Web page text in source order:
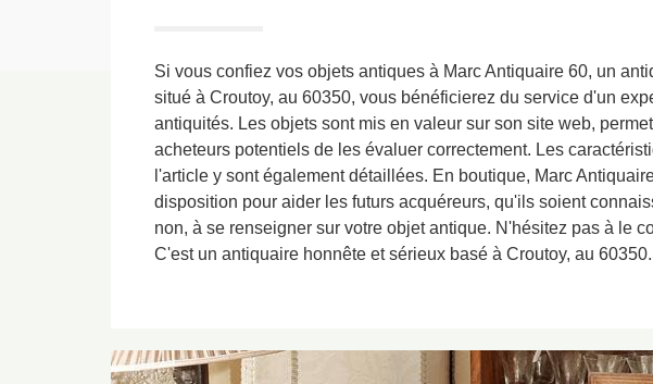
Si vous confiez vos objets antiques à Marc Antiquaire 60, un
situé à Croutoy, au 60350, vous bénéficierez du service d'un
antiquités. Les objets sont mis en valeur sur son site web,
acheteurs potentiels de les évaluer correctement. Les
l'article y sont également détaillées. En boutique, Marc
disposition pour aider les futurs acquéreurs, qu'ils soient
non, à se renseigner sur votre objet antique. N'hésitez pas à le
C'est un antiquaire honnête et sérieux basé à Croutoy, au 60350.